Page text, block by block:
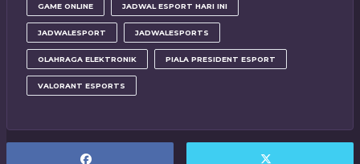
GAME ONLINE JADWAL ESPORT HARI INI
JADWALESPORT JADWALESPORTS
OLAHRAGA ELEKTRONIK PIALA PRESIDENT ESPORT
VALORANT ESPORTS